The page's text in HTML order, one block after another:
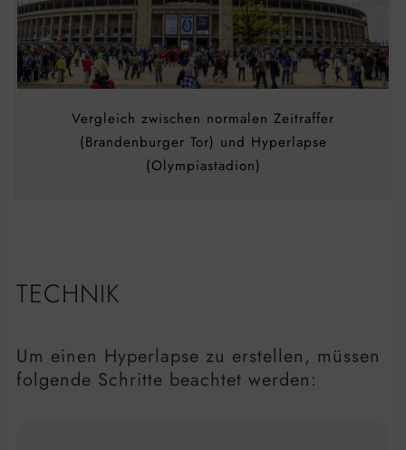
Vergleich zwischen normalen Zeitraffer
(Brandenburger Tor) und Hyperlapse
(Olympiastadion)
TECHNIK
Um einen Hyperlapse zu erstellen, müssen
folgende Schritte beachtet werden: